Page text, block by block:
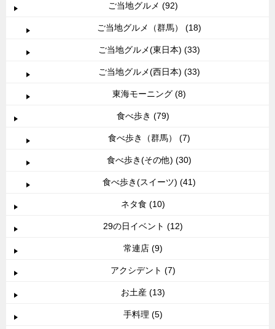
ご当地グルメ (92)
ご当地グルメ（群馬） (18)
ご当地グルメ(東日本) (33)
ご当地グルメ(西日本) (33)
東海モーニング (8)
食べ歩き (79)
食べ歩き（群馬） (7)
食べ歩き(その他) (30)
食べ歩き(スイーツ) (41)
ネタ食 (10)
29の日イベント (12)
常連店 (9)
アクシデント (7)
お土産 (13)
手料理 (5)